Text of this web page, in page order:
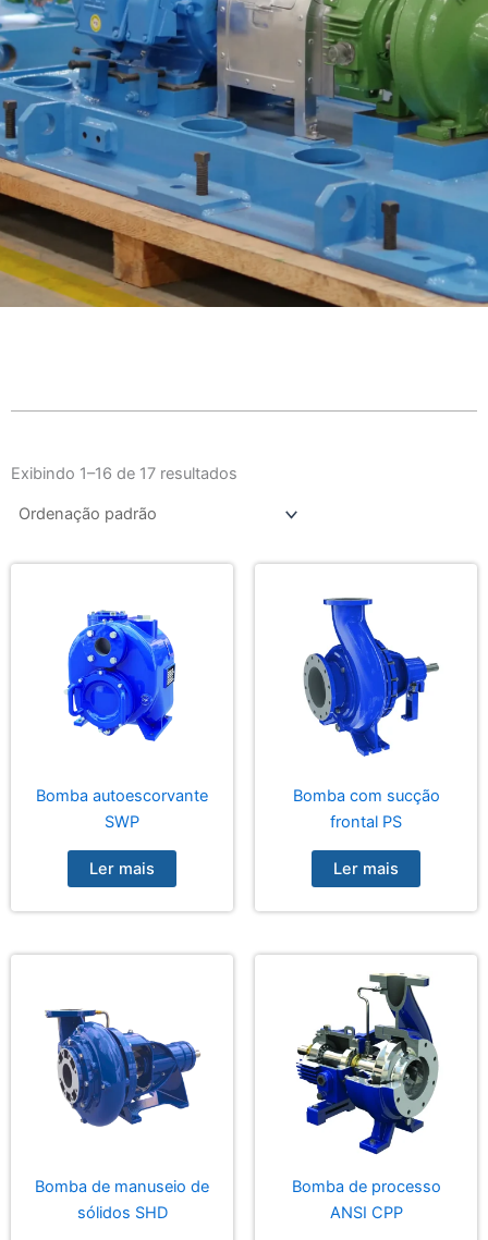
Exibindo 1–16 de 17 resultados
Bomba autoescorvante
SWP
Ler mais
Bomba com sucção
frontal PS
Ler mais
Bomba de manuseio de
sólidos SHD
Bomba de processo
ANSI CPP